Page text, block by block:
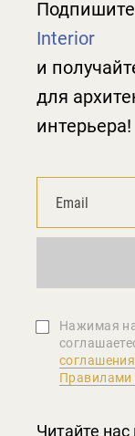
Interior
и
для
интерьера!
Нажимая
соглашения
Правилами
Читайте нас